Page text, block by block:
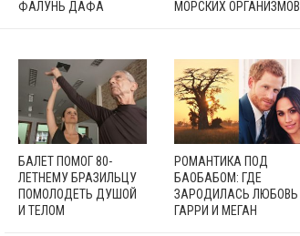
ФАЛУНЬ ДАФА
МОРСКИХ ОРГАНИЗМОВ
БАЛЕТ ПОМОГ 80-
ЛЕТНЕМУ БРАЗИЛЬЦУ
ПОМОЛОДЕТЬ ДУШОЙ
И ТЕЛОМ
РОМАНТИКА ПОД
БАОБАБОМ: ГДЕ
ЗАРОДИЛАСЬ ЛЮБОВЬ
ГАРРИ И МЕГАН